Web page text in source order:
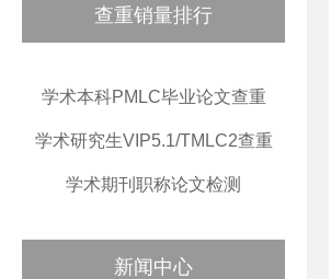
查重销量排行
学术本科PMLC毕业论文查重
学术研究生VIP5.1/TMLC2查重
学术期刊职称论文检测
新闻中心